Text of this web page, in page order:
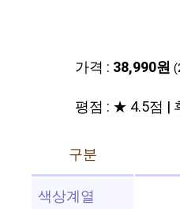
가격 : 38,990원
평점 : ★ 4.5점 |
구분
색상계열